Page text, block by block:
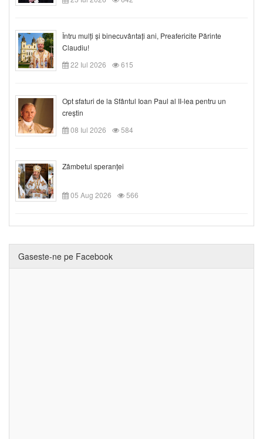
Întru mulți și binecuvântați ani, Preafericite Părinte
Claudiu!
22 Iul 2026
615
Opt sfaturi de la Sfântul Ioan Paul al II-lea pentru un
creștin
08 Iul 2026
584
Zâmbetul speranței
05 Aug 2026 566
Gaseste-ne pe Facebook